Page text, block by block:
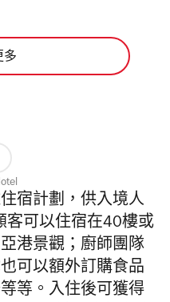
多
宿計劃，供入境人
客可以住宿在40樓或
港景觀；廚師團隊
也可以額外訂購食品
等。入住後可獲得